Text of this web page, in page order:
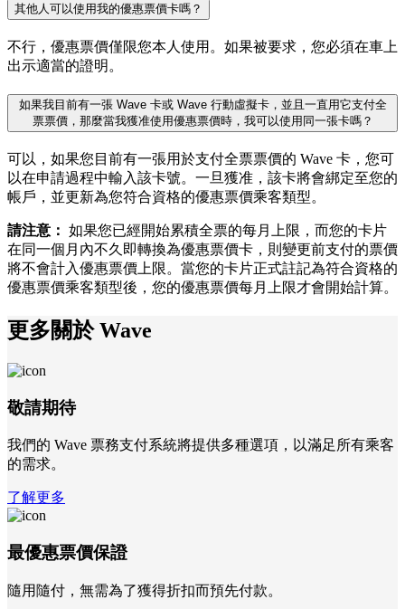
其他人可以使用我的優惠票價卡嗎？
不行，優惠票價僅限您本人使用。如果被要求，您必須在車上
出示適當的證明。
如果我目前有一張 Wave 卡或 Wave 行動虛擬卡，並且一直用它支付全
票票價，那麼當我獲准使用優惠票價時，我可以使用同一張卡嗎？
可以，如果您目前有一張用於支付全票票價的 Wave 卡，您可
以在申請過程中輸入該卡號。一旦獲准，該卡將會綁定至您的
帳戶，並更新為您符合資格的優惠票價乘客類型。
請注意： 如果您已經開始累積全票的每月上限，而您的卡片
在同一個月內不久即轉換為優惠票價卡，則變更前支付的票價
將不會計入優惠票價上限。當您的卡片正式註記為符合資格的
優惠票價乘客類型後，您的優惠票價每月上限才會開始計算。
更多關於 Wave
敬請期待
我們的 Wave 票務支付系統將提供多種選項，以滿足所有乘客
的需求。
了解更多
最優惠票價保證
隨用隨付，無需為了獲得折扣而預先付款。